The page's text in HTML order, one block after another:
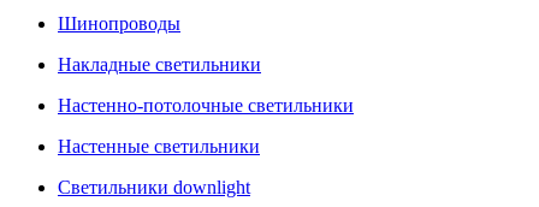
Шинопроводы
Накладные светильники
Настенно-потолочные светильники
Настенные светильники
Светильники downlight